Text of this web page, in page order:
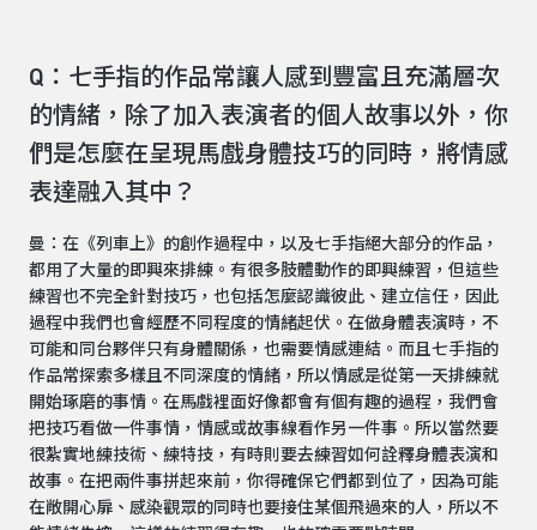
Q：七手指的作品常讓人感到豐富且充滿層次
的情緒，除了加入表演者的個人故事以外，你
們是怎麼在呈現馬戲身體技巧的同時，將情感
表達融入其中？
曼：在《列車上》的創作過程中，以及七手指絕大部分的作品，
都用了大量的即興來排練。有很多肢體動作的即興練習，但這些
練習也不完全針對技巧，也包括怎麼認識彼此、建立信任，因此
過程中我們也會經歷不同程度的情緒起伏。在做身體表演時，不
可能和同台夥伴只有身體關係，也需要情感連結。而且七手指的
作品常探索多樣且不同深度的情緒，所以情感是從第一天排練就
開始琢磨的事情。在馬戲裡面好像都會有個有趣的過程，我們會
把技巧看做一件事情，情感或故事線看作另一件事。所以當然要
很紮實地練技術、練特技，有時則要去練習如何詮釋身體表演和
故事。在把兩件事拼起來前，你得確保它們都到位了，因為可能
在敞開心扉、感染觀眾的同時也要接住某個飛過來的人，所以不